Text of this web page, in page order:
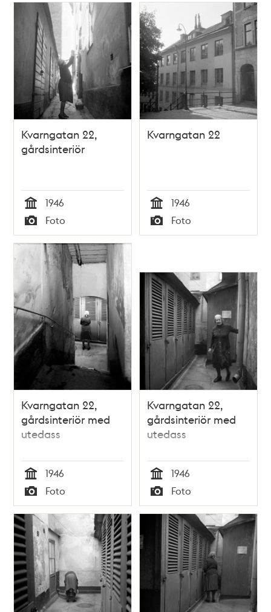
Kvarngatan 22,
gårdsinteriör
Tid
1946
Typ
Foto
Kvarngatan 22
Tid
1946
Typ
Foto
Kvarngatan 22,
gårdsinteriör med
utedass
Tid
1946
Typ
Foto
Kvarngatan 22,
gårdsinteriör med
utedass
Tid
1946
Typ
Foto